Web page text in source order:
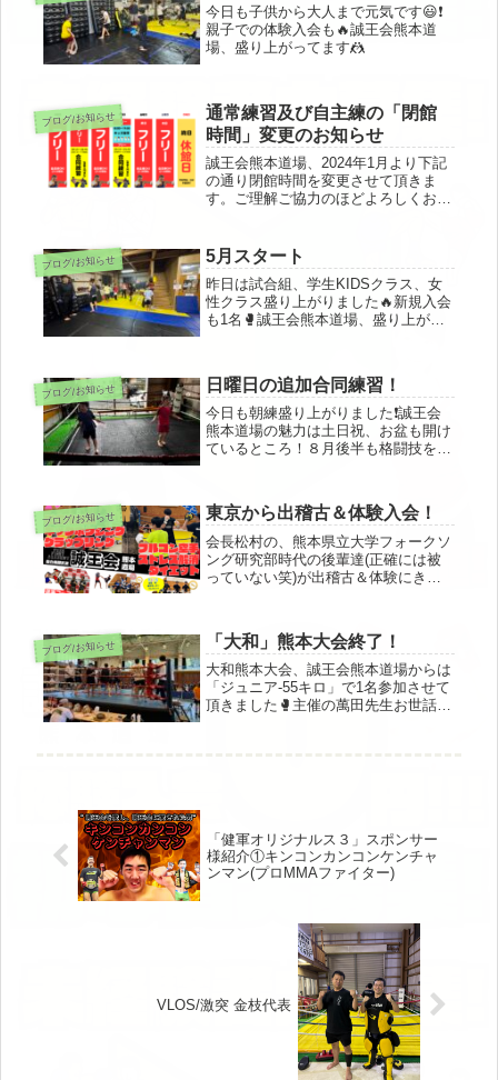
今日も子供から大人まで元気です😃❗️
親子での体験入会も🔥誠王会熊本道
場、盛り上がってます🤼
ブログ/お知らせ
通常練習及び自主練の「閉館
時間」変更のお知らせ
誠王会熊本道場、2024年1月より下記
の通り閉館時間を変更させて頂きま
す。ご理解ご協力のほどよろしくお願
始)～20：45(終了) 20:45～20:55(掃
除片付け)...
ブログ/お知らせ 5月スタート
昨日は試合組、学生KIDSクラス、女
性クラス盛り上がりました🔥新規入会
も1名🥊誠王会熊本道場、盛り上がっ
ブログ/お知らせ 日曜日の追加合同練習！
今日も朝練盛り上がりました❗️誠王会
熊本道場の魅力は土日祝、お盆も開け
ているところ！８月後半も格闘技を楽
ブログ/お知らせ 東京から出稽古＆体験入会！
会長松村の、熊本県立大学フォークソ
ング研究部時代の後輩達(正確には被
っていない笑)が出稽古＆体験にきて
んで、これからが楽しみです🥊40代に
なり、価値観や環境も変わってきま...
ブログ/お知らせ 「大和」熊本大会終了！
大和熊本大会、誠王会熊本道場からは
「ジュニア-55キロ」で1名参加させて
頂きました🥊主催の萬田先生お世話に
強かったです！ありがとうございまし
「健軍オリジナルス３」スポンサー
様紹介①キンコンカンコンケンチャ
ンマン(プロMMAファイター)
VLOS/激突 金枝代表